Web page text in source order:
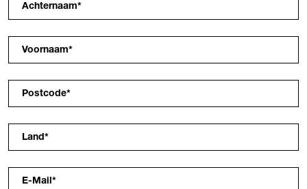
Achternaam*
Voornaam*
Postcode*
Land *
E-Mail *